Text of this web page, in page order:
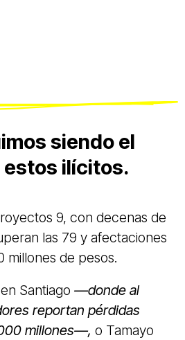
siendo el
ilícitos.
9, con decenas de
las 79 y afectaciones
millones de pesos.
Santiago —donde al
reportan pérdidas
millones—, o Tamayo